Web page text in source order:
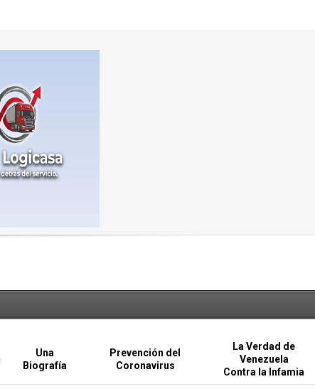
Una
Biografía
Prevención del
Coronavirus
La Verdad de
Venezuela
Contra la Infamia